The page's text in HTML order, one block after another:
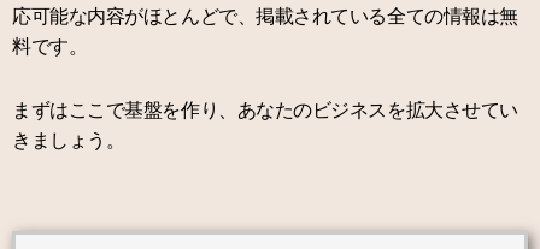
応可能な内容がほとんどで、掲載されている全ての情報は無
料です。
まずはここで基盤を作り、あなたのビジネスを拡大させてい
きましょう。